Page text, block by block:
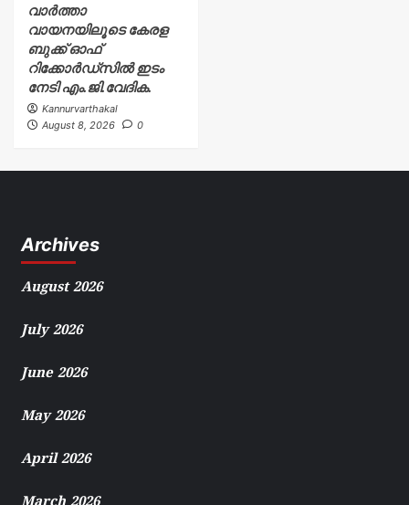
വാർത്താ
വായനയിലൂടെ കേരള
ബുക്ക് ഓഫ്
റിക്കോർഡ്സിൽ ഇടം
നേടി എം.ജി.വേദിക.
Kannurvarthakal
August 8, 2026
0
Archives
August 2026
July 2026
June 2026
May 2026
April 2026